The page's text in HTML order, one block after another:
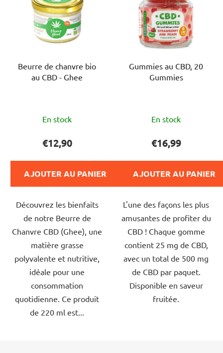
Beurre de chanvre bio
au CBD - Ghee
moyenne
produit
est
de
sur
5
étoiles.
En stock
€12,90
AJOUTER AU PANIER
Découvrez les bienfaits
de notre Beurre de
Chanvre CBD (Ghee), une
matière grasse
polyvalente et nutritive,
idéale pour une
consommation
quotidienne. Ce produit
de 220 ml est...
Gummies au CBD, 20
Gummies
moyenne
produit
est
de
sur
5
étoiles.
En stock
€16,99
AJOUTER AU PANIER
L'une des façons les plus
amusantes de profiter du
CBD ! Chaque gomme
contient 25 mg de CBD,
avec un total de 500 mg
de CBD par paquet.
Disponible en saveur
fruitée.